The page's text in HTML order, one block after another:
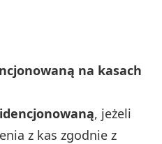
na kasach
, jeżeli
z kas zgodnie z